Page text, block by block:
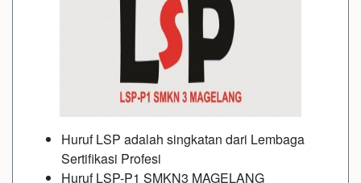
Huruf LSP adalah singkatan dari Lembaga
Sertifikasi Profesi
Huruf LSP-P1 SMKN3 MAGELANG